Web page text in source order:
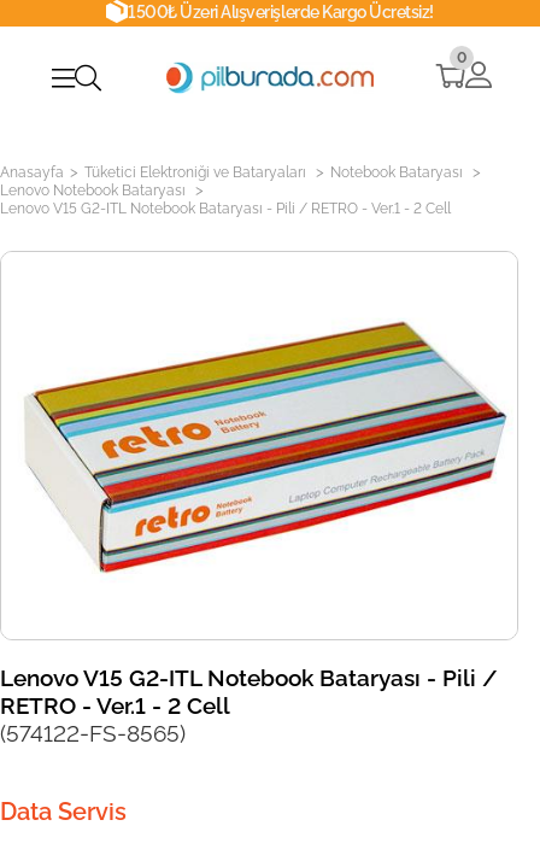
1500₺ Üzeri Alışverişlerde Kargo Ücretsiz!
0
Anasayfa > Tüketici Elektroniği ve Bataryaları > Notebook Bataryası >
Lenovo Notebook Bataryası >
Lenovo V15 G2-ITL Notebook Bataryası - Pili / RETRO - Ver.1 - 2 Cell
Lenovo V15 G2-ITL Notebook Bataryası - Pili /
RETRO - Ver.1 - 2 Cell
(574122-FS-8565)
Data Servis